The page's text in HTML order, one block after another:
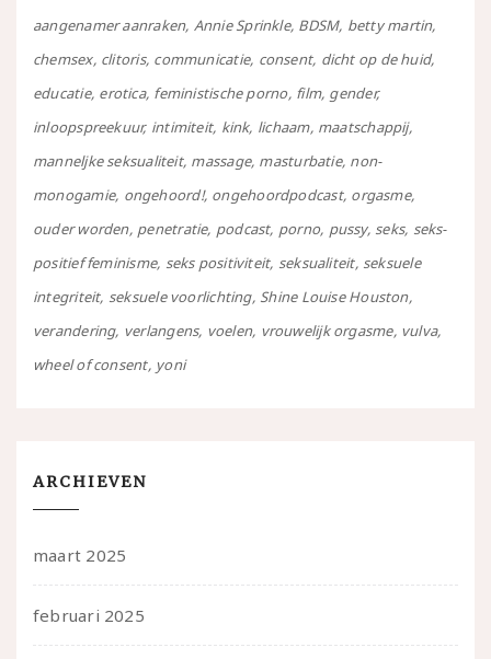
aangenamer aanraken Annie Sprinkle BDSM betty martin
chemsex clitoris communicatie consent dicht op de huid
educatie erotica feministische porno film gender
inloopspreekuur intimiteit kink lichaam maatschappij
manneljke seksualiteit massage masturbatie non-
monogamie ongehoord! ongehoordpodcast orgasme
ouder worden penetratie podcast porno pussy seks seks-
positief feminisme seks positiviteit seksualiteit seksuele
integriteit seksuele voorlichting Shine Louise Houston
verandering verlangens voelen vrouwelijk orgasme vulva
wheel of consent yoni
ARCHIEVEN
maart 2025
februari 2025